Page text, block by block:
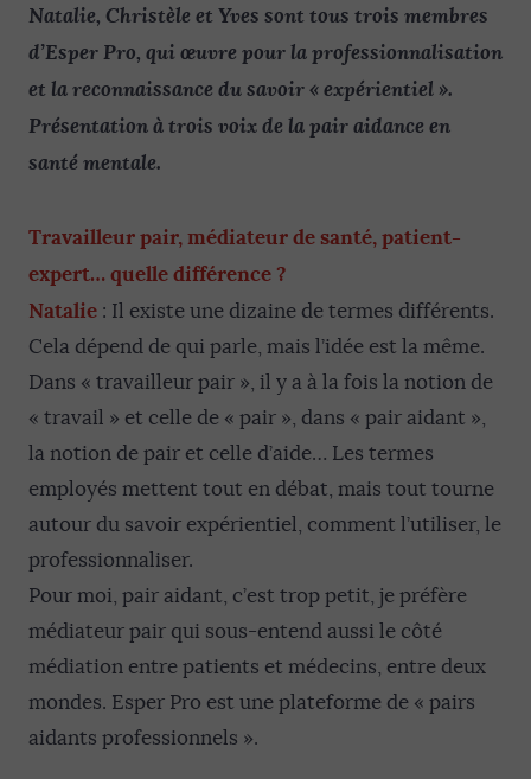
Natalie, Christèle et Yves sont tous trois membres
d’Esper Pro, qui œuvre pour la professionnalisation
et la reconnaissance du savoir « expérientiel ».
Présentation à trois voix de la pair aidance en
santé mentale.
Travailleur pair, médiateur de santé, patient-
expert… quelle différence ?
Natalie : Il existe une dizaine de termes différents.
Cela dépend de qui parle, mais l’idée est la même.
Dans « travailleur pair », il y a à la fois la notion de
« travail » et celle de « pair », dans « pair aidant »,
la notion de pair et celle d’aide… Les termes
employés mettent tout en débat, mais tout tourne
autour du savoir expérientiel, comment l’utiliser, le
professionnaliser.
Pour moi, pair aidant, c’est trop petit, je préfère
médiateur pair qui sous-entend aussi le côté
médiation entre patients et médecins, entre deux
mondes. Esper Pro est une plateforme de « pairs
aidants professionnels ».